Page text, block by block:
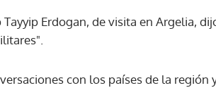
Gracias por suscribirte a
Tayyip Erdogan, de visita en Argelia,
con los países de la